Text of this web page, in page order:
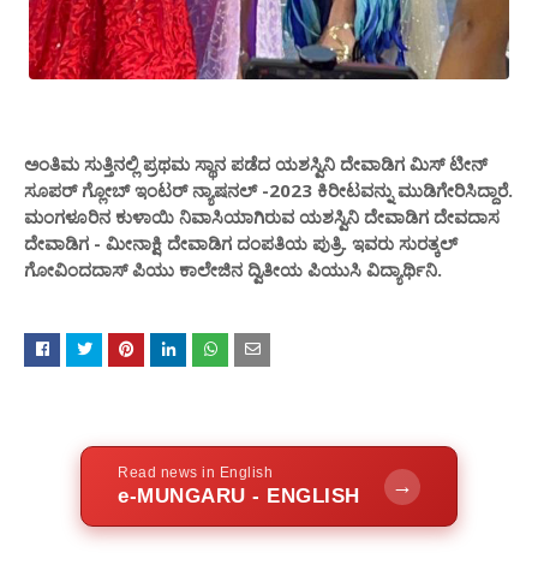
ಅಂತಿಮ ಸುತ್ತಿನಲ್ಲಿ ಪ್ರಥಮ ಸ್ಥಾನ ಪಡೆದ ಯಶಸ್ವಿನಿ ದೇವಾಡಿಗ ಮಿಸ್ ಟೀನ್
ಸೂಪರ್ ಗ್ಲೋಬ್ ಇಂಟರ್ ನ್ಯಾಷನಲ್ -2023 ಕಿರೀಟವನ್ನು ಮುಡಿಗೇರಿಸಿದ್ದಾರೆ.
ಮಂಗಳೂರಿನ ಕುಳಾಯಿ ನಿವಾಸಿಯಾಗಿರುವ ಯಶಸ್ವಿನಿ ದೇವಾಡಿಗ ದೇವದಾಸ
ದೇವಾಡಿಗ - ಮೀನಾಕ್ಷಿ ದೇವಾಡಿಗ ದಂಪತಿಯ ಪುತ್ರಿ. ಇವರು ಸುರತ್ಕಲ್
ಗೋವಿಂದದಾಸ್ ಪಿಯು ಕಾಲೇಜಿನ ದ್ವಿತೀಯ ಪಿಯುಸಿ ವಿದ್ಯಾರ್ಥಿನಿ.
Read news in English
e-MUNGARU - ENGLISH →